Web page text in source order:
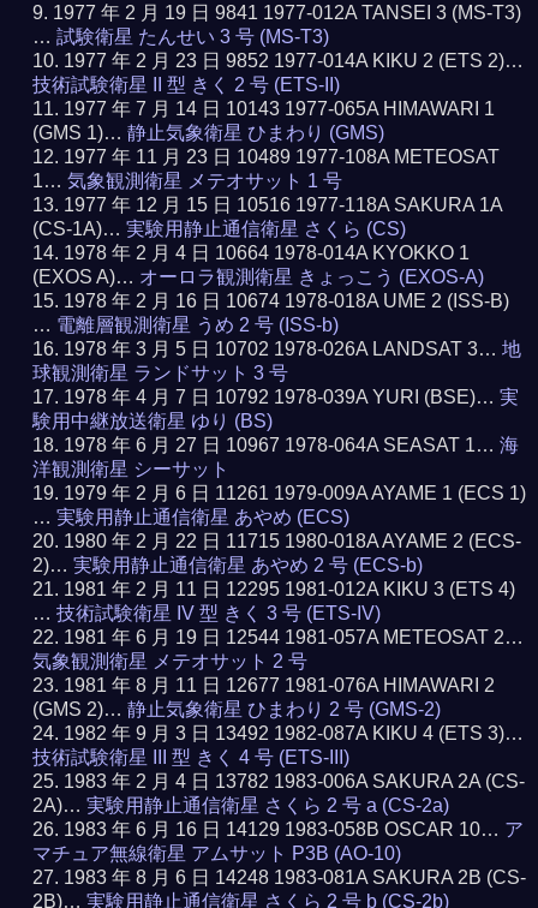
1977 年 2 月 19 日 9841 1977-012A TANSEI 3 (MS-T3)
…試験衛星 たんせい 3 号 (MS-T3)
1977 年 2 月 23 日 9852 1977-014A KIKU 2 (ETS 2)…
技術試験衛星 II 型 きく 2 号 (ETS-II)
1977 年 7 月 14 日 10143 1977-065A HIMAWARI 1
(GMS 1)…静止気象衛星 ひまわり (GMS)
1977 年 11 月 23 日 10489 1977-108A METEOSAT
1…気象観測衛星 メテオサット 1 号
1977 年 12 月 15 日 10516 1977-118A SAKURA 1A
(CS-1A)…実験用静止通信衛星 さくら (CS)
1978 年 2 月 4 日 10664 1978-014A KYOKKO 1
(EXOS A)… オーロラ観測衛星 きょっこう (EXOS-A)
1978 年 2 月 16 日 10674 1978-018A UME 2 (ISS-B)
… 電離層観測衛星 うめ 2 号 (ISS-b)
1978 年 3 月 5 日 10702 1978-026A LANDSAT 3…地
球観測衛星 ランドサット 3 号
1978 年 4 月 7 日 10792 1978-039A YURI (BSE)…実
験用中継放送衛星 ゆり (BS)
1978 年 6 月 27 日 10967 1978-064A SEASAT 1…海
洋観測衛星 シーサット
1979 年 2 月 6 日 11261 1979-009A AYAME 1 (ECS 1)
…実験用静止通信衛星 あやめ (ECS)
1980 年 2 月 22 日 11715 1980-018A AYAME 2 (ECS-
2)…実験用静止通信衛星 あやめ 2 号 (ECS-b)
1981 年 2 月 11 日 12295 1981-012A KIKU 3 (ETS 4)
…技術試験衛星 IV 型 きく 3 号 (ETS-IV)
1981 年 6 月 19 日 12544 1981-057A METEOSAT 2…
気象観測衛星 メテオサット 2 号
1981 年 8 月 11 日 12677 1981-076A HIMAWARI 2
(GMS 2)…静止気象衛星 ひまわり 2 号 (GMS-2)
1982 年 9 月 3 日 13492 1982-087A KIKU 4 (ETS 3)…
技術試験衛星 III 型 きく 4 号 (ETS-III)
1983 年 2 月 4 日 13782 1983-006A SAKURA 2A (CS-
2A)…実験用静止通信衛星 さくら 2 号 a (CS-2a)
1983 年 6 月 16 日 14129 1983-058B OSCAR 10… ア
マチュア無線衛星 アムサット P3B (AO-10)
1983 年 8 月 6 日 14248 1983-081A SAKURA 2B (CS-
2B)…実験用静止通信衛星 さくら 2 号 b (CS-2b)